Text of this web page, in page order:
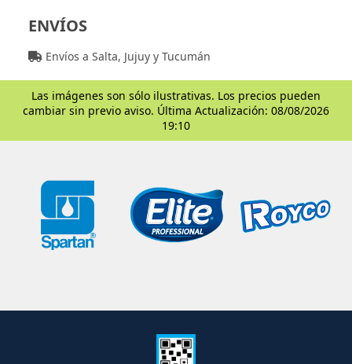
ENVÍOS
Envíos a Salta, Jujuy y Tucumán
Las imágenes son sólo ilustrativas. Los precios pueden
cambiar sin previo aviso. Última Actualización: 08/08/2026
19:10